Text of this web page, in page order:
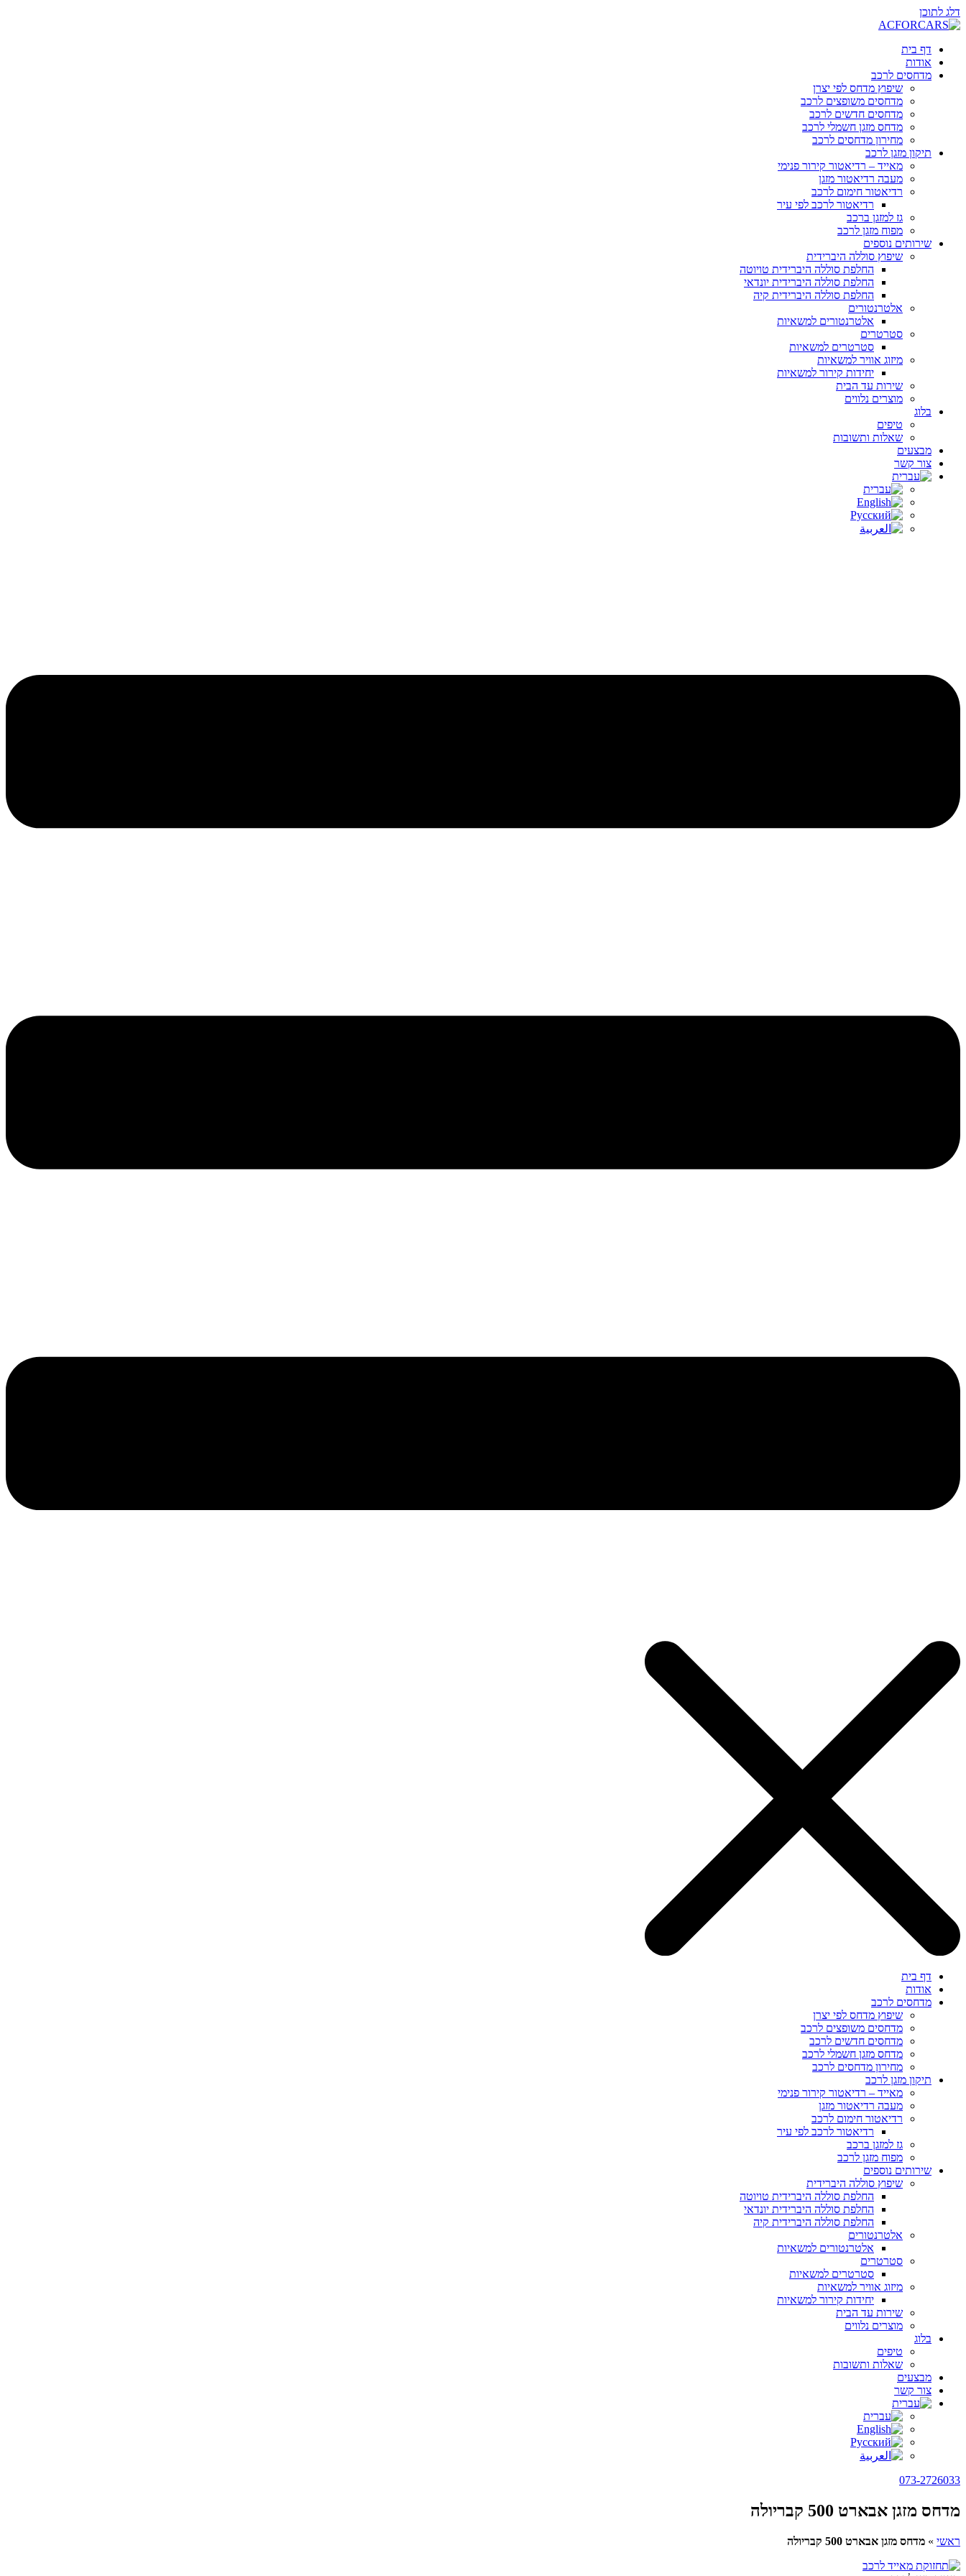
דלג לתוכן
דף בית
אודות
מדחסים לרכב
שיפוץ מדחס לפי יצרן
מדחסים משופצים לרכב
מדחסים חדשים לרכב
מדחס מזגן חשמלי לרכב
מחירון מדחסים לרכב
תיקון מזגן לרכב
מאייד – רדיאטור קירור פנימי
מעבה רדיאטור מזגן
רדיאטור חימום לרכב
רדיאטור לרכב לפי עיר
גז למזגן ברכב
מפוח מזגן לרכב
שירותים נוספים
שיפוץ סוללה היברידית
החלפת סוללה היברידית טויוטה
החלפת סוללה היברידית יונדאי
החלפת סוללה היברידית קיה
אלטרנטורים
אלטרנטורים למשאיות
סטרטרים
סטרטרים למשאיות
מיזוג אוויר למשאיות
יחידות קירור למשאיות
שירות עד הבית
מוצרים נלווים
בלוג
טיפים
שאלות ותשובות
מבצעים
צור קשר
דף בית
אודות
מדחסים לרכב
שיפוץ מדחס לפי יצרן
מדחסים משופצים לרכב
מדחסים חדשים לרכב
מדחס מזגן חשמלי לרכב
מחירון מדחסים לרכב
תיקון מזגן לרכב
מאייד – רדיאטור קירור פנימי
מעבה רדיאטור מזגן
רדיאטור חימום לרכב
רדיאטור לרכב לפי עיר
גז למזגן ברכב
מפוח מזגן לרכב
שירותים נוספים
שיפוץ סוללה היברידית
החלפת סוללה היברידית טויוטה
החלפת סוללה היברידית יונדאי
החלפת סוללה היברידית קיה
אלטרנטורים
אלטרנטורים למשאיות
סטרטרים
סטרטרים למשאיות
מיזוג אוויר למשאיות
יחידות קירור למשאיות
שירות עד הבית
מוצרים נלווים
בלוג
טיפים
שאלות ותשובות
מבצעים
צור קשר
073-2726033
מדחס מזגן אבארט 500 קבריולה
ראשי » מדחס מזגן אבארט 500 קבריולה